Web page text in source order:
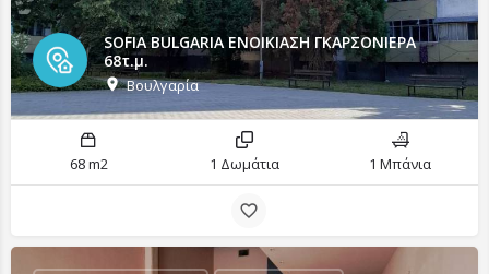
SOFIA BULGARIA ΕΝΟΙΚΙΑΣΗ ΓΚΑΡΣΟΝΙΕΡΑ
68τ.μ.
Βουλγαρία
68 m2 1 Δωμάτια 1 Μπάνια